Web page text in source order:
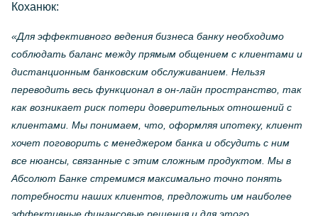
Коханюк:
«Для эффективного ведения бизнеса банку необходимо
соблюдать баланс между прямым общением с клиентами и
дистанционным банковским обслуживанием. Нельзя
переводить весь функционал в он-лайн пространство, так
как возникает риск потери доверительных отношений с
клиентами. Мы понимаем, что, оформляя ипотеку, клиент
хочет поговорить с менеджером банка и обсудить с ним
все нюансы, связанные с этим сложным продуктом. Мы в
Абсолют Банке стремимся максимально точно понять
потребности наших клиентов, предложить им наиболее